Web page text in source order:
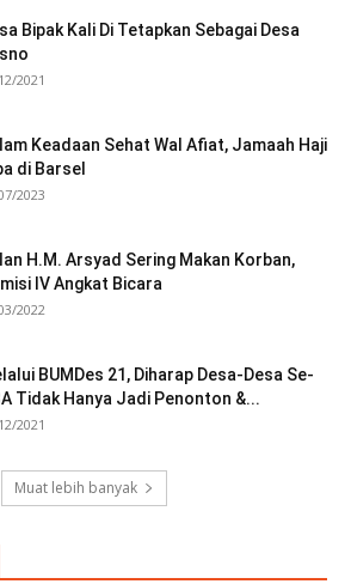
Bipak Kali Di Tetapkan Sebagai Desa
2021
Keadaan Sehat Wal Afiat, Jamaah Haji
di Barsel
2023
H.M. Arsyad Sering Makan Korban,
IV Angkat Bicara
2022
BUMDes 21, Diharap Desa-Desa Se-
Tidak Hanya Jadi Penonton &...
2021
Muat lebih banyak